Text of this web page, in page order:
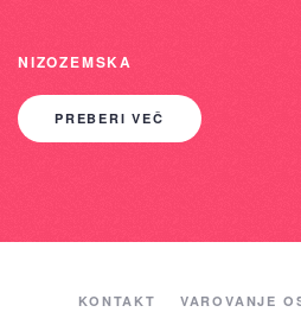
NIZOZEMSKA
PREBERI VEČ
KONTAKT
VAROVANJE